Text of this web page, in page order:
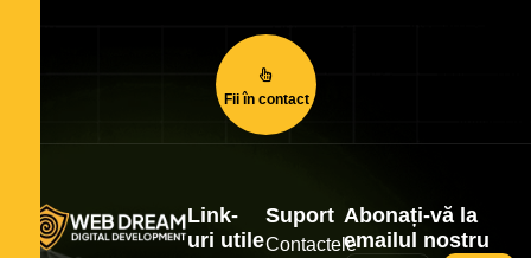
Fii în contact
Link-
uri utile
Suport
Contactele
Abonați-vă la
emailul nostru